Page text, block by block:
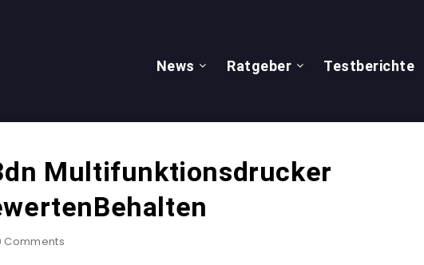
News Ratgeber Testberichte
Multifunktionsdrucker
Comments